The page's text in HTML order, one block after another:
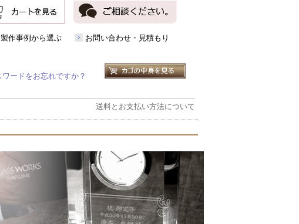
製作事例から選ぶ お問い合わせ・見積もり
ワードをお忘れですか？
送料とお支払い方法について